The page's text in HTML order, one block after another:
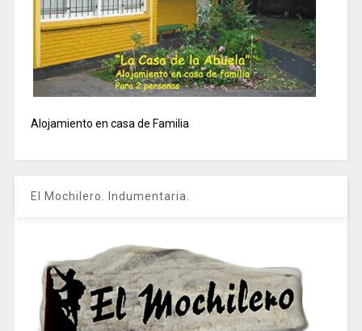
Alojamiento en casa de Familia
El Mochilero. Indumentaria.